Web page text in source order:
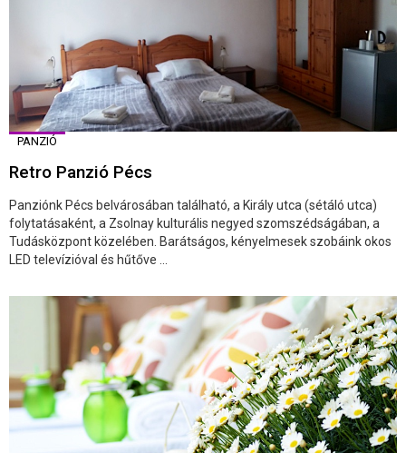
PANZIÓ
Retro Panzió Pécs
Panziónk Pécs belvárosában található, a Király utca (sétáló utca)
folytatásaként, a Zsolnay kulturális negyed szomszédságában, a
Tudásközpont közelében. Barátságos, kényelmesek szobáink okos
LED televízióval és hűtőve ...